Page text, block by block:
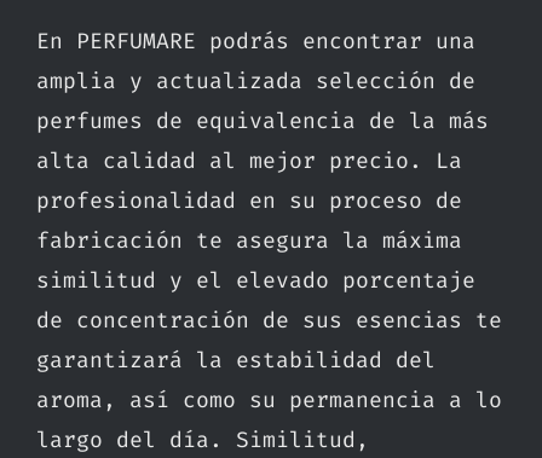
En PERFUMARE podrás encontrar una
amplia y actualizada selección de
perfumes de equivalencia de la más
alta calidad al mejor precio. La
profesionalidad en su proceso de
fabricación te asegura la máxima
similitud y el elevado porcentaje
de concentración de sus esencias te
garantizará la estabilidad del
aroma, así como su permanencia a lo
largo del día. Similitud,